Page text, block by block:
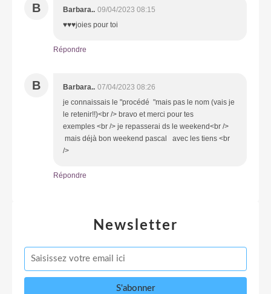
B Barbara.. 09/04/2023 08:15
♥♥♥joies pour toi
Répondre
B Barbara.. 07/04/2023 08:26
je connaissais le "procédé "mais pas le nom (vais je
le retenir!!)<br /> bravo et merci pour tes
exemples <br /> je repasserai ds le weekend<br />
mais déjà bon weekend pascal avec les tiens <br
/>
Répondre
Newsletter